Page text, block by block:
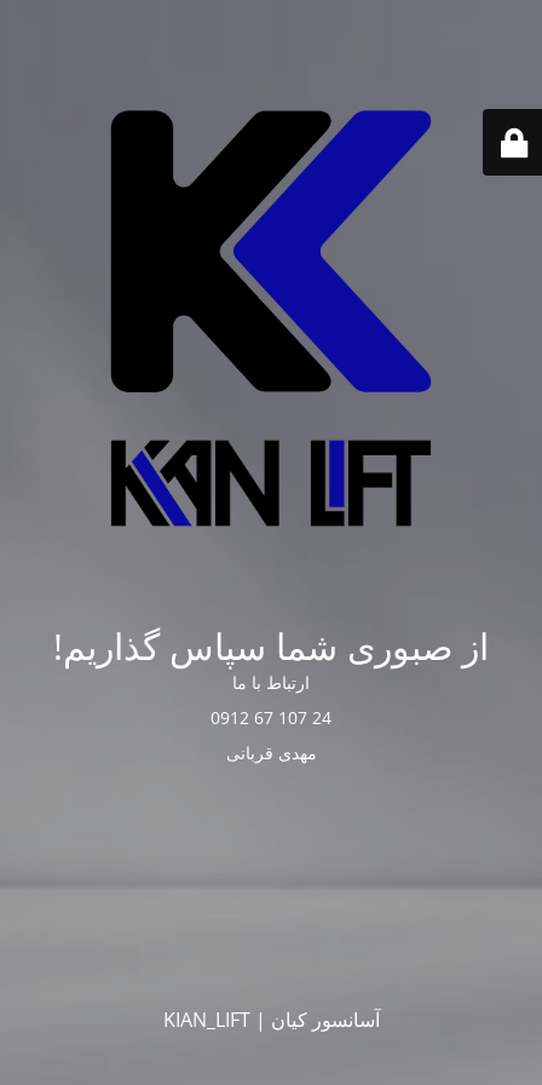
از صبوری شما سپاس گذاریم!
ارتباط با ما
24 107 67 0912
مهدی قربانی
آسانسور کیان | KIAN_LIFT